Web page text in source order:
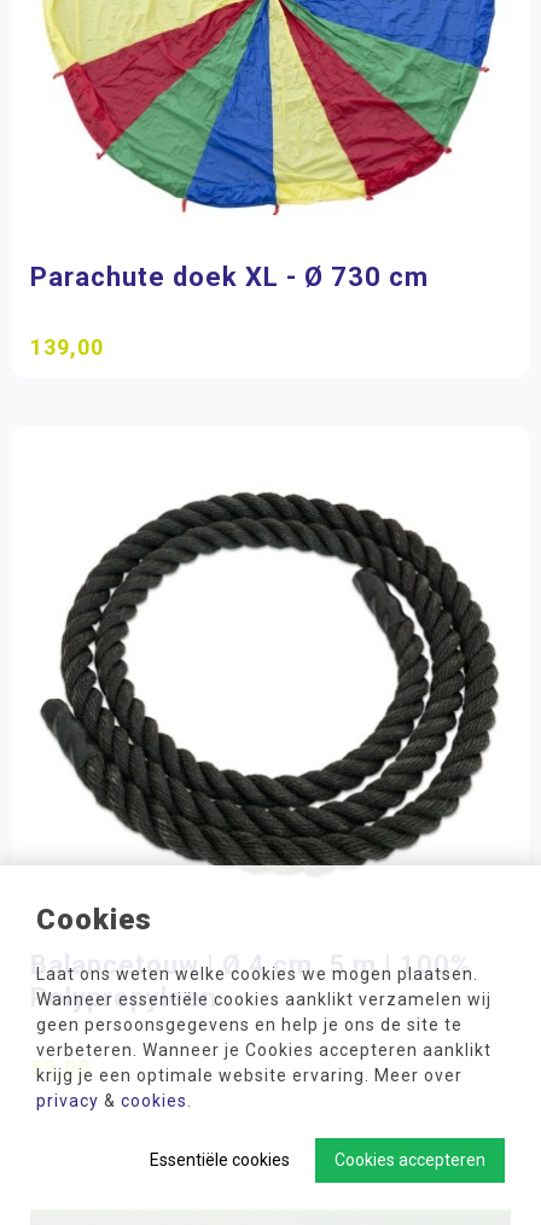
Cookies
Laat ons weten welke cookies we mogen plaatsen.
Wanneer essentiële cookies aanklikt verzamelen wij
geen persoonsgegevens en help je ons de site te
verbeteren. Wanneer je Cookies accepteren aanklikt
krijg je een optimale website ervaring. Meer over
privacy & cookies
Cookies accepteren
Essentiële cookies
Parachute doek XL - Ø 730 cm
139,00
Balancetouw | Ø 4 cm, 5 m | 100%
Polypropyleen
59,00